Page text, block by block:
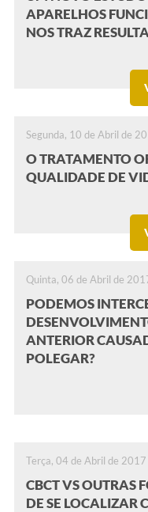
APARELHOS
NOS TRAZ
Segunda, 10 de Abril de
O TRATAMENTO
QUALIDADE DE
Quinta, 06 de Abril de
PODEMOS
ANTERIOR
POLEGAR?
Terça, 04 de Abril de 2017
CBCT VS OUTRAS
DE SE LOCALIZAR